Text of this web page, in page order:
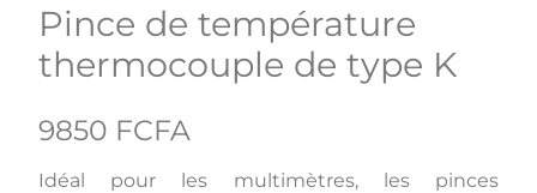
Pince de température
thermocouple de type K
9850 FCFA
Idéal pour les multimètres, les pinces